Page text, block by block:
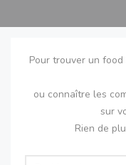
Pour trouver un
ou connaître les
sur
Rien de